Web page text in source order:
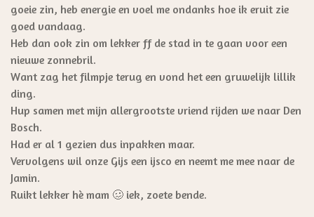
goeie zin, heb energie en voel me ondanks hoe ik eruit zie
goed vandaag.
Heb dan ook zin om lekker ff de stad in te gaan voor een
nieuwe zonnebril.
Want zag het filmpje terug en vond het een gruwelijk lillik
ding.
Hup samen met mijn allergrootste vriend rijden we naar Den
Bosch.
Had er al 1 gezien dus inpakken maar.
Vervolgens wil onze Gijs een ijsco en neemt me mee naar de
Jamin.
Ruikt lekker hè mam 🥴 iek, zoete bende.